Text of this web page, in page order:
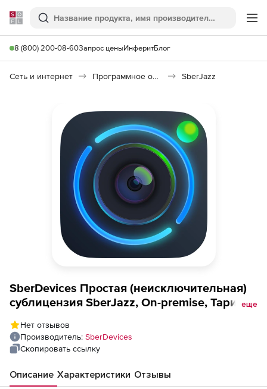
Softline
Поиск
8 (800) 200-08-60Запрос ценыИнферитБлог
Сеть и интернет Программное обеспечение для онлайн общения SberJazz
SberDevices Простая (неисключительная)
сублицензия SberJazz, On-premise, Тариф
месяцев, стоимость 1 лицензии
еще
Нет отзывов
Производитель: SberDevices
Скопировать ссылку
Описание Характеристики Отзывы